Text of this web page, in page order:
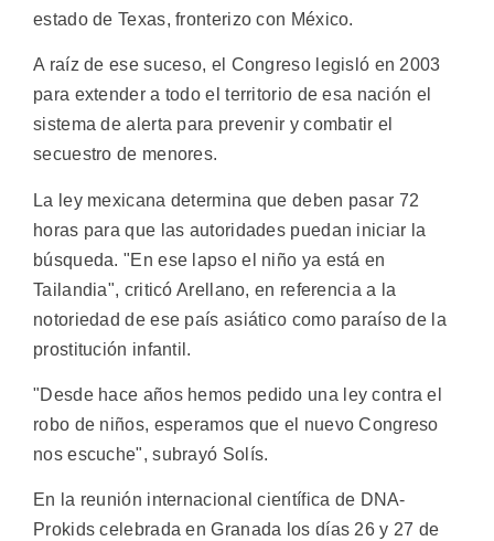
estado de Texas, fronterizo con México.
A raíz de ese suceso, el Congreso legisló en 2003
para extender a todo el territorio de esa nación el
sistema de alerta para prevenir y combatir el
secuestro de menores.
La ley mexicana determina que deben pasar 72
horas para que las autoridades puedan iniciar la
búsqueda. "En ese lapso el niño ya está en
Tailandia", criticó Arellano, en referencia a la
notoriedad de ese país asiático como paraíso de la
prostitución infantil.
"Desde hace años hemos pedido una ley contra el
robo de niños, esperamos que el nuevo Congreso
nos escuche", subrayó Solís.
En la reunión internacional científica de DNA-
Prokids celebrada en Granada los días 26 y 27 de